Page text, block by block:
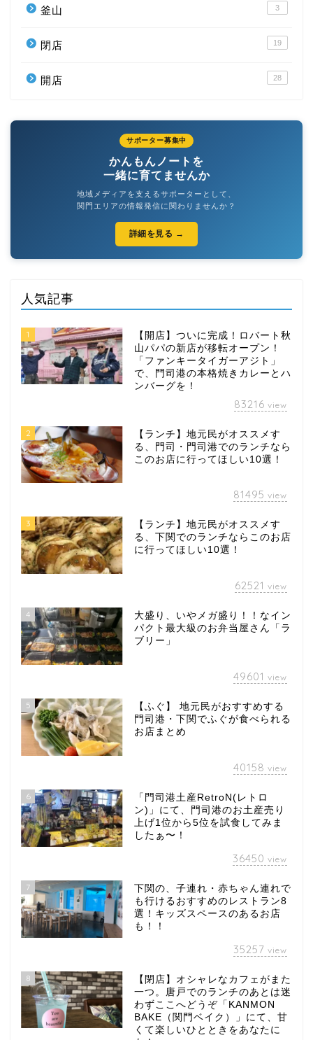
釜山 3
閉店 19
開店 28
サポーター募集中
かんもんノートを
一緒に育てませんか
地域メディアを支えるサポーターとして、
関門エリアの情報発信に関わりませんか？
詳細を見る →
人気記事
1
【開店】ついに完成！ロバート秋
山パパの新店が移転オープン！
「ファンキータイガーアジト」
で、門司港の本格焼きカレーとハ
ンバーグを！
83216 view
2
【ランチ】地元民がオススメす
る、門司・門司港でのランチなら
このお店に行ってほしい10選！
81495 view
3
【ランチ】地元民がオススメす
る、下関でのランチならこのお店
に行ってほしい10選！
62521 view
4
大盛り、いやメガ盛り！！なイン
パクト最大級のお弁当屋さん「ラ
ブリー」
49601 view
5
【ふぐ】 地元民がおすすめする
門司港・下関でふぐが食べられる
お店まとめ
40158 view
6
「門司港土産RetroN(レトロ
ン)」にて、門司港のお土産売り
上げ1位から5位を試食してみま
したぁ〜！
36450 view
7
下関の、子連れ・赤ちゃん連れで
も行けるおすすめのレストラン8
選！キッズスペースのあるお店
も！！
35257 view
8
【閉店】オシャレなカフェがまた
一つ。唐戸でのランチのあとは迷
わずここへどうぞ「KANMON
BAKE（関門ベイク）」にて、甘
くて楽しいひとときをあなたに